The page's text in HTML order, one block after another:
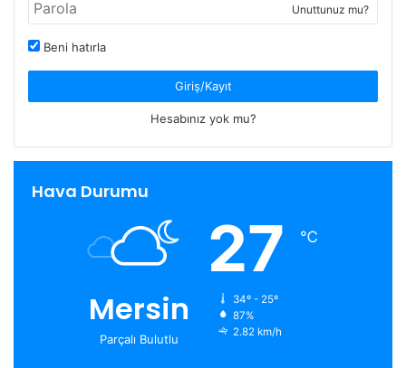
Unuttunuz mu?
Beni hatırla
Giriş/Kayıt
Hesabınız yok mu?
Hava Durumu
Mersin
Parçalı Bulutlu
27 ℃
34º - 25º
87%
2.82 km/h